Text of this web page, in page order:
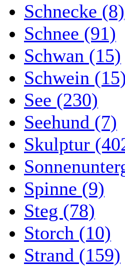
Schnecke (8)
Schnee (91)
Schwan (15)
Schwein (15)
See (230)
Seehund (7)
Skulptur
Spinne (9)
Steg (78)
Storch (10)
Strand (159)